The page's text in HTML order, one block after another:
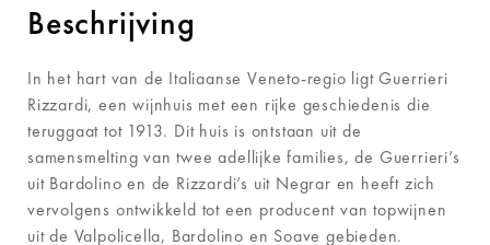
Beschrijving
In het hart van de Italiaanse Veneto-regio ligt Guerrieri
Rizzardi, een wijnhuis met een rijke geschiedenis die
teruggaat tot 1913. Dit huis is ontstaan uit de
samensmelting van twee adellijke families, de Guerrieri’s
uit Bardolino en de Rizzardi’s uit Negrar en heeft zich
vervolgens ontwikkeld tot een producent van topwijnen
uit de Valpolicella, Bardolino en Soave gebieden.